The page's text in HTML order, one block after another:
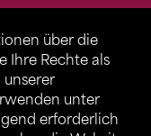
über die
Ihre Rechte als
unserer
unter
erforderlich